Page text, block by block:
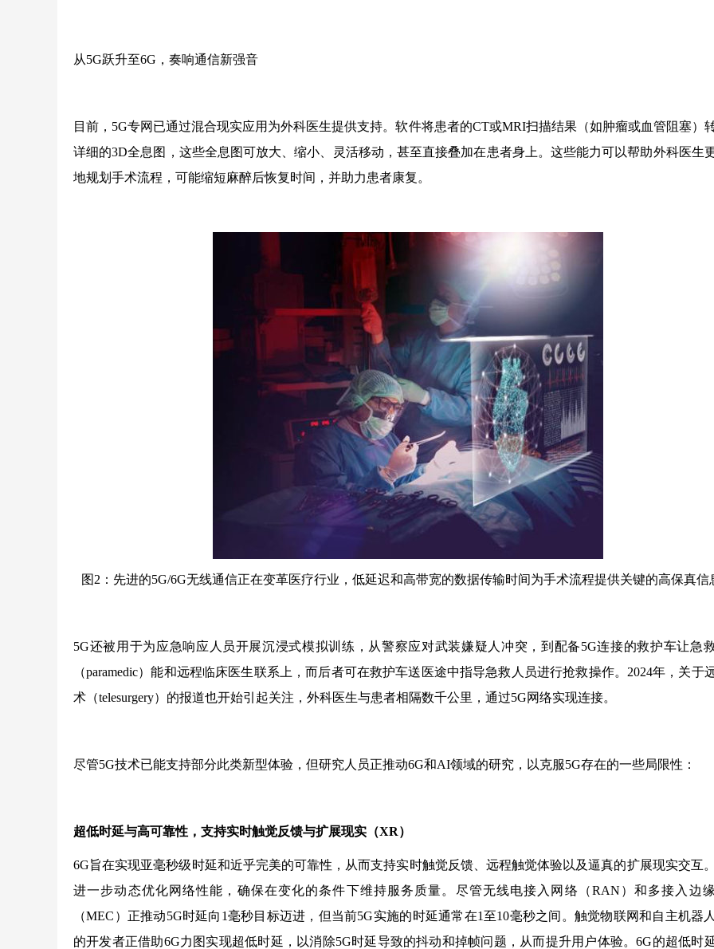
从5G跃升至6G，奏响通信新强音
目前，5G专网已通过混合现实应用为外科医生提供支持。软件将患者的CT或MRI扫描结果（如肿瘤或血管阻塞）
详细的3D全息图，这些全息图可放大、缩小、灵活移动，甚至直接叠加在患者身上。这些能力可以帮助外科医生
地规划手术流程，可能缩短麻醉后恢复时间，并助力患者康复。
图2：先进的5G/6G无线通信正在变革医疗行业，低延迟和高带宽的数据传输时间为手术流程提供关键的高保真信
5G还被用于为应急响应人员开展沉浸式模拟训练，从警察应对武装嫌疑人冲突，到配备5G连接的救护车让急
（paramedic）能和远程临床医生联系上，而后者可在救护车送医途中指导急救人员进行抢救操作。2024年，关于
术（telesurgery）的报道也开始引起关注，外科医生与患者相隔数千公里，通过5G网络实现连接。
尽管5G技术已能支持部分此类新型体验，但研究人员正推动6G和AI领域的研究，以克服5G存在的一些局限性：
超低时延与高可靠性，支持实时触觉反馈与扩展现实（XR）
6G旨在实现亚毫秒级时延和近乎完美的可靠性，从而支持实时触觉反馈、远程触觉体验以及逼真的扩展现实交互
进一步动态优化网络性能，确保在变化的条件下维持服务质量。尽管无线电接入网络（RAN）和多接入边
（MEC）正推动5G时延向1毫秒目标迈进，但当前5G实施的时延通常在1至10毫秒之间。触觉物联网和自主机器
的开发者正借助6G力图实现超低时延，以消除5G时延导致的抖动和掉帧问题，从而提升用户体验。6G的超低时